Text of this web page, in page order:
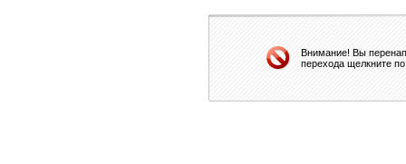
Внимание! Вы
перехода щелкните